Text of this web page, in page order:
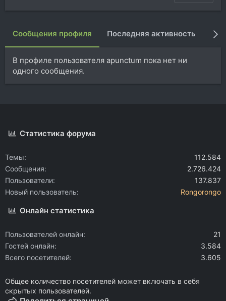
Сообщения профиля Последняя активность
В профиле пользователя apunctum пока нет ни
одного сообщения.
Статистика форума
Темы
112.584
Сообщения
2.726.424
Пользователи
137.837
Новый пользователь
Rongorongo
Онлайн статистика
Пользователей онлайн
21
Гостей онлайн
3.584
Всего посетителей
3.605
Общее количество посетителей может включать в себя
скрытых пользователей.